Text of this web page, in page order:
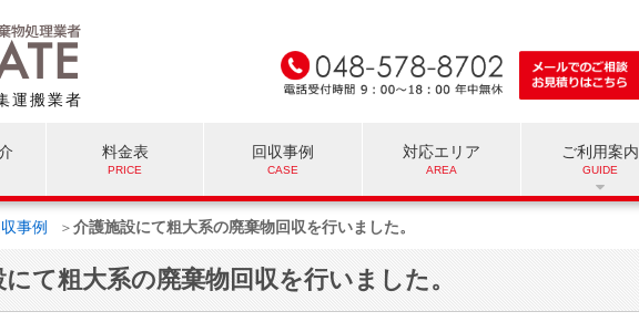
運搬業者
料金表 回収事例 対応エリア ご利用案内
事例 介護施設にて粗大系の廃棄物回収を行いました。
て粗大系の廃棄物回収を行いました。